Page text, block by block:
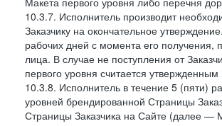
10.3.7. Исполнитель производит
Заказчику на окончательное
рабочих дней с момента его
лица. В случае не поступления от
первого уровня считается утвержденным
10.3.8. Исполнитель в течение 5 (пяти)
уровней брендированной Страницы
Страницы Заказчика на Сайте (далее —